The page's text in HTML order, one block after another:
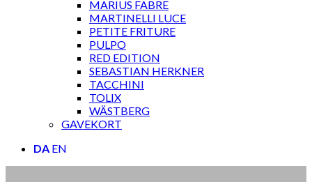
MARIUS FABRE
MARTINELLI LUCE
PETITE FRITURE
PULPO
RED EDITION
SEBASTIAN HERKNER
TACCHINI
TOLIX
WÄSTBERG
GAVEKORT
DA EN